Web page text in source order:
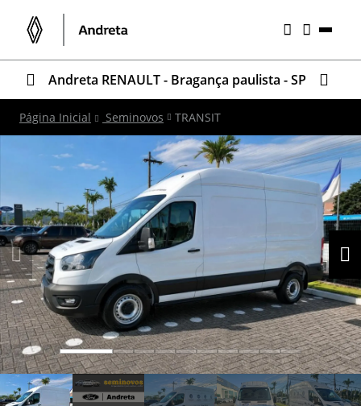
Andreta RENAULT - Bragança paulista - SP
Página Inicial Seminovos TRANSIT